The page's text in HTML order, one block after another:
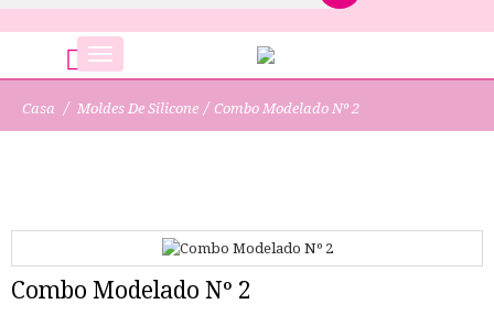
0Alternar
navegação
Casa / Moldes De Silicone / Combo Modelado Nº 2
Combo Modelado Nº 2